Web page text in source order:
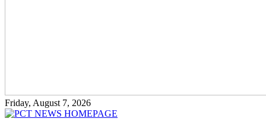
Friday, August 7, 2026